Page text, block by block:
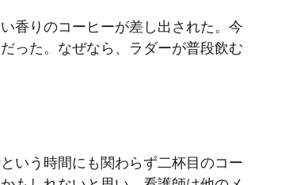
香りのコーヒーが差し出された。今
った。なぜなら、ラダーが普段飲む
いう時間にも関わらず二杯目のコー